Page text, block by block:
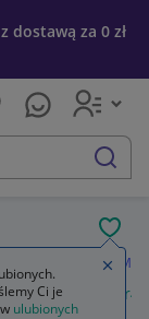
dostawą za 0 zł
szukaj
Pamięć RAM
pamięć ram ddr4
Ci je
ulubionych